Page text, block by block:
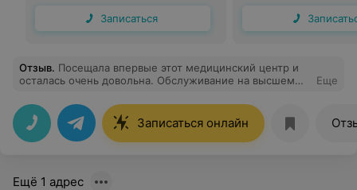
Записаться
Отзыв. Посещала впервые этот медицинский центр и
осталась очень довольна. Обслуживание на высшем
приветливы и внимательны. Особая благодарность
Осиповой Наталье Валентиновне и Романову Георгию
Никитичу-ВРАЧИ ОТ БОГА, чуткие, внимательные.
Спасибо вам огромное. Буду рекомендовать как одних
Еще
Записаться онлайн
Ещё 1 адрес